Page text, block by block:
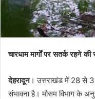
चारधाम मार्गों पर सतर्क रहने की
देहरादून। उत्तराखंड में 28 से
संभावना है। मौसम विभाग के